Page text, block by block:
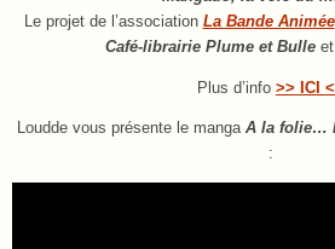
Le projet de l’association La Bande Animée
Café-librairie Plume et Bulleet
Plus d’info >> ICI
Loudde vous présente le manga A la folie…
: